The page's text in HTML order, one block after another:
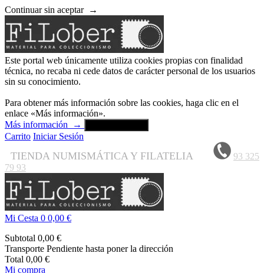
Continuar sin aceptar →
Este portal web únicamente utiliza cookies propias con finalidad
técnica, no recaba ni cede datos de carácter personal de los usuarios
sin su conocimiento.
Para obtener más información sobre las cookies, haga clic en el
enlace «Más información».
Más información
→
Carrito Iniciar Sesión
TIENDA NUMISMÁTICA Y FILATELIA
93 325
79 93
Mi Cesta 0 0,00 €
Subtotal 0,00 €
Transporte Pendiente hasta poner la dirección
Total 0,00 €
Mi compra